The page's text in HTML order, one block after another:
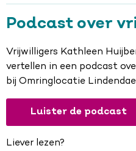
Podcast over
Vrijwilligers Kathleen
vertellen in een podcast
bij Omringlocatie
Luister de podcast
Liever lezen?